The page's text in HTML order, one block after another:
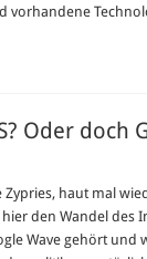
vorhandene
Oder doch
haut mal
den Wandel des
Wave gehört